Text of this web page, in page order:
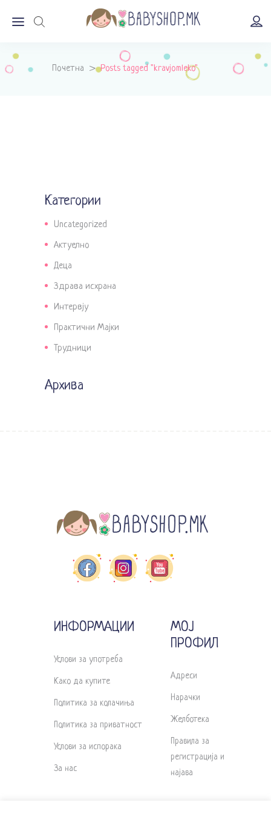
Почетна >Posts tagged "kravjomleko"
Категории
Uncategorized
Актуелно
Деца
Здрава исхрана
Интервју
Практични Мајки
Трудници
Архива
ИНФОРМАЦИИ
Услови за употреба
Како да купите
Политика за колачиња
Политика за приватност
Услови за испорака
За нас
МОЈ
ПРОФИЛ
Адреси
Нарачки
Желботека
Правила за
регистрација и
најава